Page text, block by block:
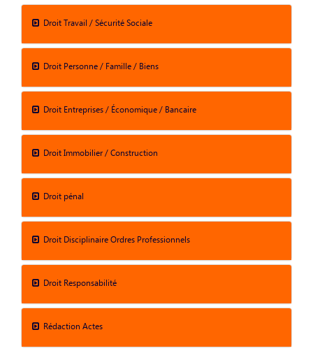
Droit Travail / Sécurité Sociale
Droit Personne / Famille / Biens
Droit Entreprises / Économique / Bancaire
Droit Immobilier / Construction
Droit pénal
Droit Disciplinaire Ordres Professionnels
Droit Responsabilité
Rédaction Actes